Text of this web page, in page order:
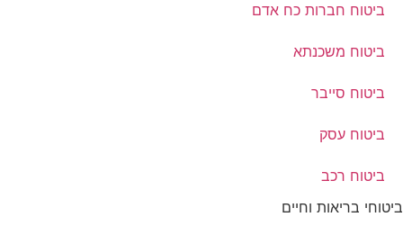
ביטוח חברות כח אדם
ביטוח משכנתא
ביטוח סייבר
ביטוח עסק
ביטוח רכב
ביטוחי בריאות וחיים